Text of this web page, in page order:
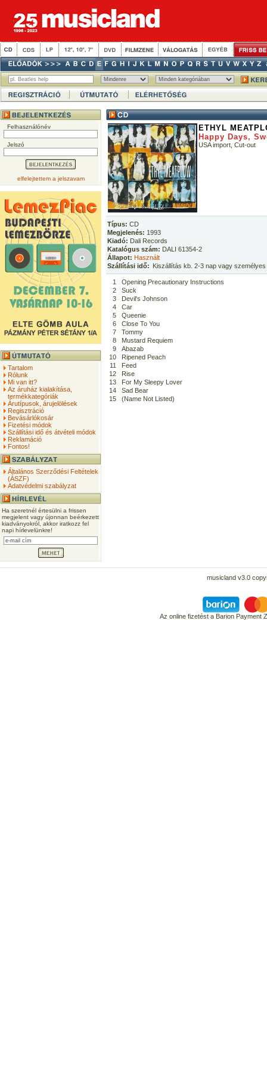
Felhasználónév
Jelszó
elfelejtettem a jelszavam
Tartalom
Rólunk
Mi van itt?
Az áruház kialakítása,
termékkategóriák
Árutípusok, árujelölések
Regisztráció
Bevásárlókosár
Fizetési módok
Szállítási idő és átvételi módok
Reklamáció
Fontos!
Általános Szerződési Feltételek
(ÁSZF)
Adatvédelmi szabályzat
Ha szeretnél értesülni a frissen
megjelent vagy újonnan beérkezett
kiadványokról, akkor iratkozz fel
napi hírlevelünkre!
ETHYL
Happy Days,
USA import, Cut-out
Típus: CD
Megjelenés: 1993
Kiadó: Dali Records
Katalógus szám: DALI 61354-2
Állapot: Használt
Szállítási idő: Kiszállítás kb. 2-3 nap vagy
1
Opening Precautionary Instructions
2
Suck
3
Devil's Johnson
4
Car
5
Queenie
6
Close To You
7
Tommy
8
Mustard Requiem
9
Abazab
10
Ripened Peach
11
Feed
12
Rise
13
For My Sleepy Lover
14
Sad Bear
15
(Name Not Listed)
musicland v3.0
Az online fizetést a Barion Payment